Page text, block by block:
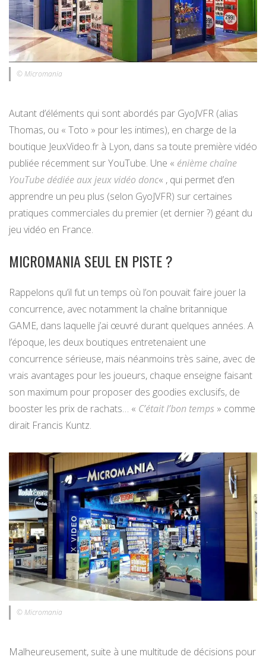
© Micromania
Autant d’éléments qui sont abordés par GyoJVFR (alias
Thomas, ou « Toto » pour les intimes), en charge de la
boutique JeuxVideo.fr à Lyon, dans sa toute première vidéo
publiée récemment sur YouTube. Une « énième chaîne
YouTube dédiée aux jeux vidéo donc« , qui permet d’en
apprendre un peu plus (selon GyoJVFR) sur certaines
pratiques commerciales du premier (et dernier ?) géant du
jeu vidéo en France.
MICROMANIA SEUL EN PISTE ?
Rappelons qu’il fut un temps où l’on pouvait faire jouer la
concurrence, avec notamment la chaîne britannique
GAME, dans laquelle j’ai œuvré durant quelques années. A
l’époque, les deux boutiques entretenaient une
concurrence sérieuse, mais néanmoins très saine, avec de
vrais avantages pour les joueurs, chaque enseigne faisant
son maximum pour proposer des goodies exclusifs, de
booster les prix de rachats… « C’était l’bon temps » comme
dirait Francis Kuntz.
© Micromania
Malheureusement, suite à une multitude de décisions pour